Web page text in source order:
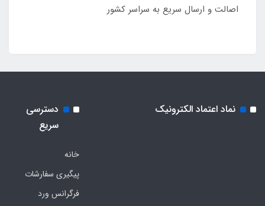
اصالت و ارسال سریع به سراسر کشور
نماد اعتماد الکترونیک
دسترسی
سریع
خانه
پیگیری سفارشات
فرگرانس ورد